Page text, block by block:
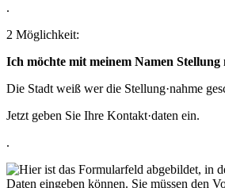
.
2 Möglichkeit:
Ich möchte mit meinem Namen Stellung
Die Stadt weiß wer die Stellung·nahme
Jetzt geben Sie Ihre Kontakt·daten ein.
.